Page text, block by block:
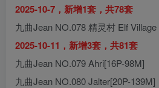
2025-10-7，新增1套，共78套
九曲Jean NO.078 精灵村 Elf Village
2025-10-11，新增3套，共81套
九曲Jean NO.079 Ahri[16P-98M]
九曲Jean NO.080 Jalter[20P-139M]